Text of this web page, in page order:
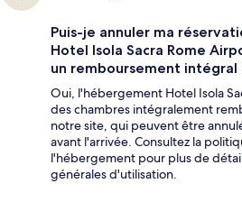
Puis-je annuler ma
Hotel Isola Sacra Rome
un remboursement intégral
Oui, l'hébergement Hotel Isola
des chambres intégralement
notre site, qui peuvent être
avant l'arrivée. Consultez la
l'hébergement pour plus de
générales d'utilisation.